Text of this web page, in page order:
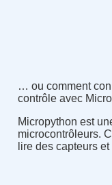
… ou comment
contrôle avec
Micropython est
microcontrôleurs.
lire des capteurs